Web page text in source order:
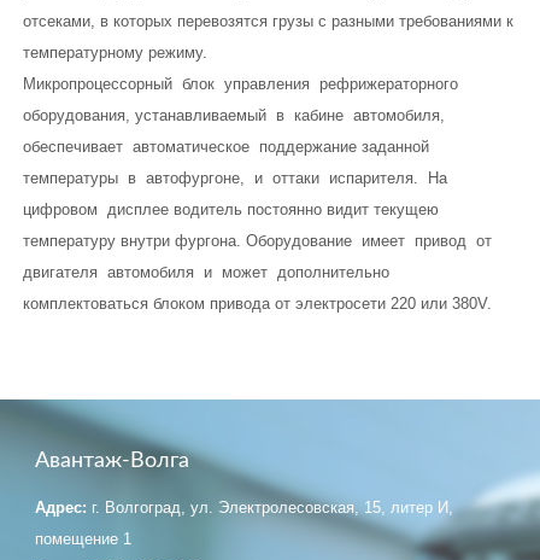
отсеками, в которых перевозятся грузы с разными требованиями к
температурному режиму.
Микропроцессорный блок управления рефрижераторного
оборудования, устанавливаемый в кабине автомобиля,
обеспечивает автоматическое поддержание заданной
температуры в автофургоне, и оттаки испарителя. На
цифровом дисплее водитель постоянно видит текущею
температуру внутри фургона. Оборудование имеет привод от
двигателя автомобиля и может дополнительно
комплектоваться блоком привода от электросети 220 или 380V.
Авантаж-Волга
Адрес: г. Волгоград, ул. Электролесовская, 15, литер И,
помещение 1